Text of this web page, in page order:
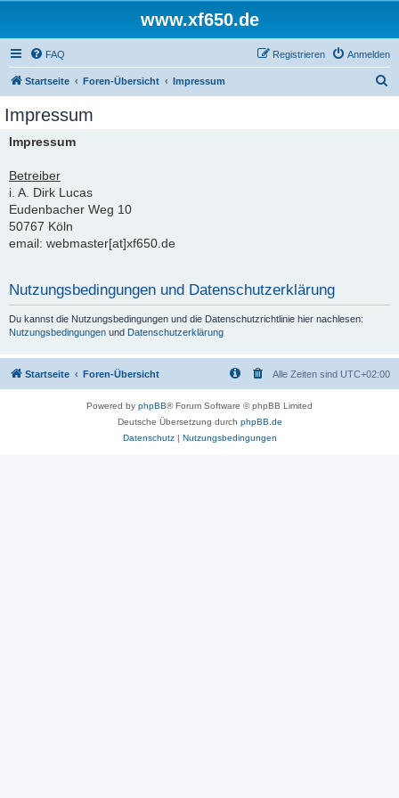
www.xf650.de
FAQ Anmelden
Registrieren
Startseite Foren-Übersicht Impressum
Impressum
Impressum
Betreiber
i. A. Dirk Lucas
Eudenbacher Weg 10
50767 Köln
email: webmaster[at]xf650.de
Nutzungsbedingungen und Datenschutzerklärung
Du kannst die Nutzungsbedingungen und die Datenschutzrichtlinie hier nachlesen:
Nutzungsbedingungen und Datenschutzerklärung
Startseite Foren-Übersicht Alle Zeiten sind UTC+02:00
Powered by phpBB® Forum Software © phpBB Limited
Deutsche Übersetzung durch phpBB.de
Datenschutz| Nutzungsbedingungen